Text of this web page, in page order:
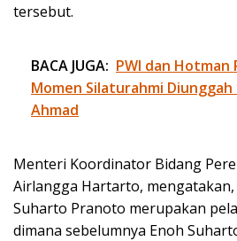
tersebut.
BACA JUGA: PWI dan Hotman
Momen Silaturahmi Diunggah
Ahmad
Menteri Koordinator Bidang
Airlangga Hartarto,
Suharto Pranoto merupakan
dimana sebelumnya Enoh